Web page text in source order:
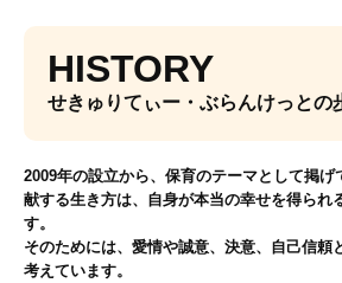
HISTORY
せきゅりてぃー・ぶらんけっとの
2009年の設立から、保育のテーマとして掲げ
献する生き方は、自身が本当の幸せを得られ
す。
そのためには、愛情や誠意、決意、自己信頼
考えています。